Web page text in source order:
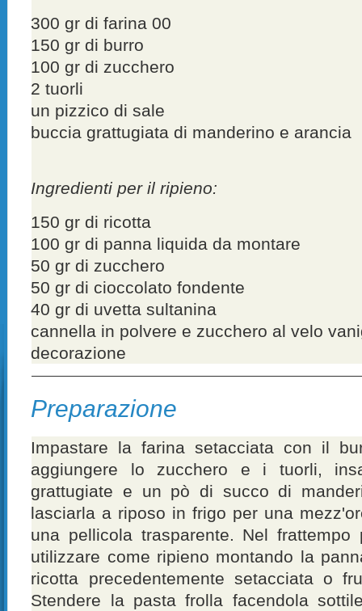
300 gr di farina 00
150 gr di burro
100 gr di zucchero
2 tuorli
un pizzico di sale
buccia grattugiata di manderino e arancia
Ingredienti per il ripieno:
150 gr di ricotta
100 gr di panna liquida da montare
50 gr di zucchero
50 gr di cioccolato fondente
40 gr di uvetta sultanina
cannella in polvere e zucchero al velo
decorazione
Preparazione
Impastare la farina setacciata con il
aggiungere lo zucchero e i tuorli,
grattugiate e un pò di succo di
lasciarla a riposo in frigo per una
una pellicola trasparente. Nel
utilizzare come ripieno montando la
ricotta precedentemente setacciata o
Stendere la pasta frolla facendola